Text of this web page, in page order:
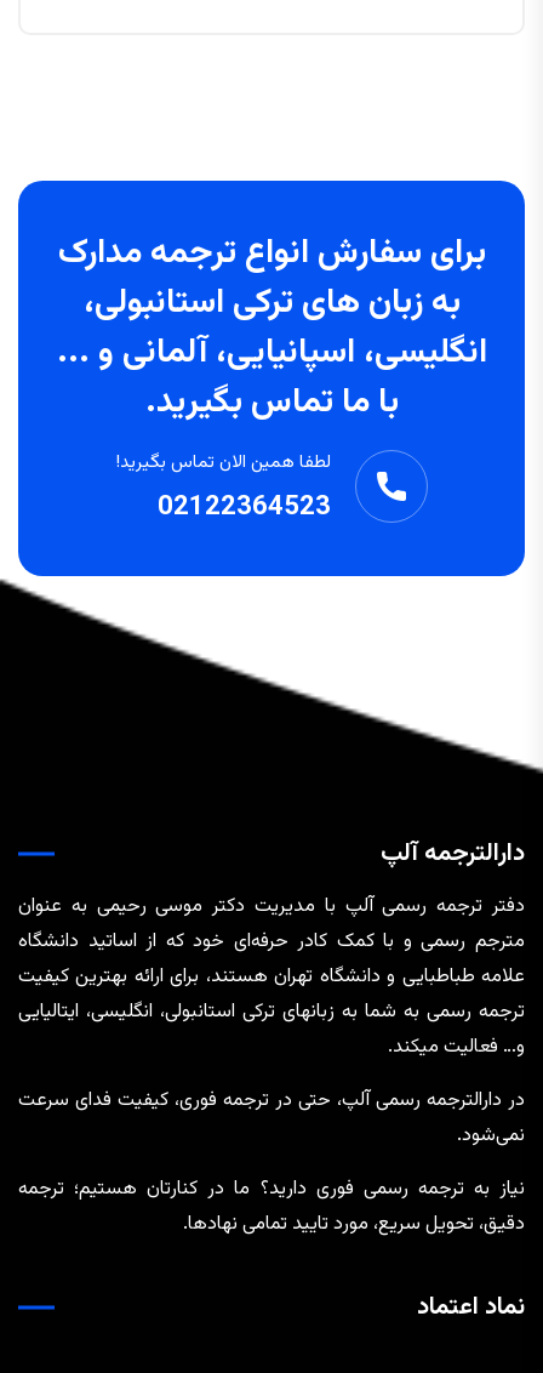
برای سفارش انواع ترجمه مدارک
به زبان های ترکی استانبولی،
انگلیسی، اسپانیایی، آلمانی و ...
با ما تماس بگیرید.
لطفا همین الان تماس بگیرید!
02122364523
دارالترجمه آلپ
دفتر ترجمه رسمی آلپ با مدیریت دکتر موسی رحیمی به عنوان
مترجم رسمی و با کمک کادر حرفه‌ای خود که از اساتید دانشگاه
علامه طباطبایی و دانشگاه تهران هستند، برای ارائه بهترین کیفیت
ترجمه رسمی به شما به زبانهای ترکی استانبولی، انگلیسی، ایتالیایی
و… فعالیت میکند.
در دارالترجمه رسمی آلپ، حتی در ترجمه‌ فوری، کیفیت فدای سرعت
نمی‌شود.
نیاز به ترجمه رسمی فوری دارید؟ ما در کنارتان هستیم؛ ترجمه
دقیق، تحویل سریع، مورد تایید تمامی نهادها.
نماد اعتماد